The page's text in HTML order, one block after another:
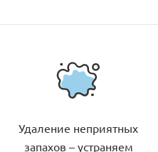
Удаление неприятных
запахов – устраняем